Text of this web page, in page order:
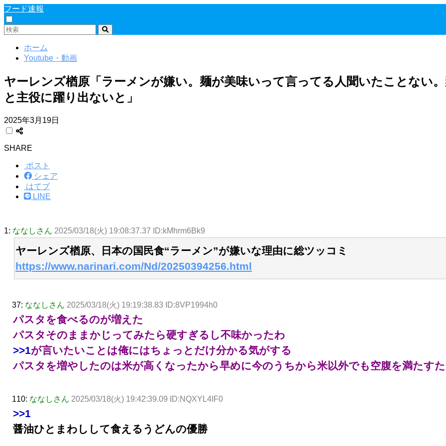
フード速報
ホーム
Youtube・動画
ヤーレンズ楢原「ラーメンが嫌い。麺が美味いって言ってる人聞いたことない
と主役に躍り出ないと」
2025年3月19日
SHARE
ポスト
シェア
はてブ
LINE
1: ななしさん 2025/03/18(火) 19:08:37.37 ID:kMhrm6Bk9
ヤーレンズ楢原、日本の国民食“ラーメン”が嫌いな理由に総ツッコミ
https://www.narinari.com/Nd/20250394256.html
37: ななしさん 2025/03/18(火) 19:19:38.83 ID:8VP1994h0
パスタを食べるのが増えた
パスタそのままかじってみたら硬すぎるし不味かったわ
>>1が言いたいことは俺にはちょっとだけ分かる気がする
パスタを増やしたのは米が高くなったから早めに今のうちから米以外でも空腹を満たす
110: ななしさん 2025/03/18(火) 19:42:39.09 ID:NQXYL4IF0
>>1
醤油ひとまわしして食えるうどんの優勝